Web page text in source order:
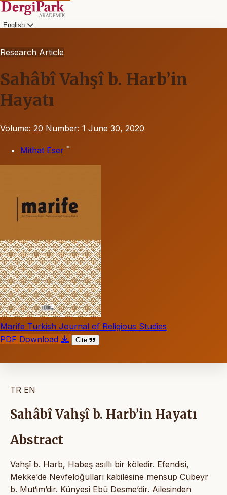
English
Research Article
Sahâbî Vahşî b. Harb’in
Hayatı
Volume: 20 Number: 1 June 30, 2020
Mithat Eser *
Marife Turkish Journal of Religious Studies
PDF Download
Cite
TR EN
Sahâbî Vahşî b. Harb’in Hayatı
Abstract
Vahşî b. Harb, Habeş asıllı bir köledir. Efendisi,
Mekke’de Nevfeloğulları kabilesine mensup Cübeyr
b. Mut‘im’dir. Künyesi Ebû Desme’dir. Ailesinden